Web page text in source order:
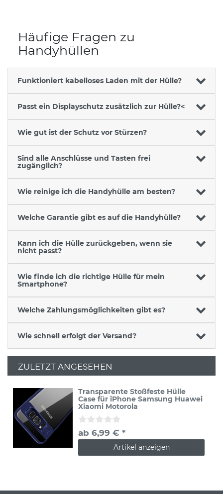
Häufige Fragen zu
Handyhüllen
Funktioniert kabelloses Laden mit der Hülle?
Passt ein Displayschutz zusätzlich zur Hülle?<
Wie gut ist der Schutz vor Stürzen?
Sind alle Anschlüsse und Tasten frei
zugänglich?
Wie reinige ich die Handyhülle am besten?
Welche Garantie gibt es auf die Handyhülle?
Kann ich die Hülle zurückgeben, wenn sie
nicht passt?
Wie finde ich die richtige Hülle für mein
Smartphone?
Welche Zahlungsmöglichkeiten gibt es?
Wie schnell erfolgt der Versand?
ZULETZT ANGESEHEN
Transparente Stoßfeste Hülle
Case für iPhone Samsung Huawei
Xiaomi Motorola
ab 6,99 € *
Artikel anzeigen